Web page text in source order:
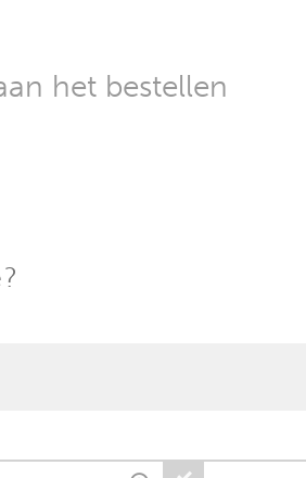
het bestellen